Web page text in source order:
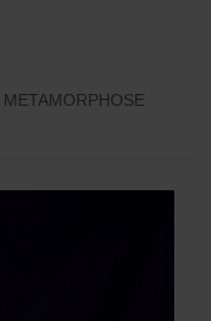
METAMORPHOSE